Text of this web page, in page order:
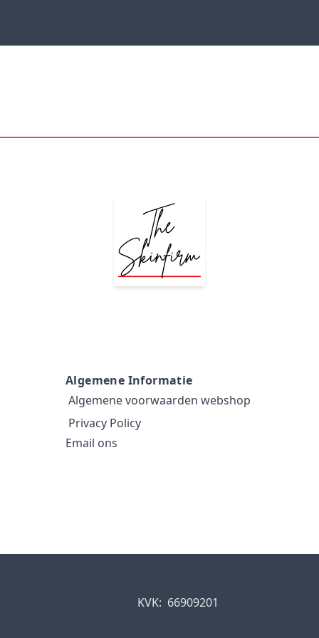
Algemene Informatie
Algemene voorwaarden webshop
Privacy Policy
Email ons
KVK: 66909201